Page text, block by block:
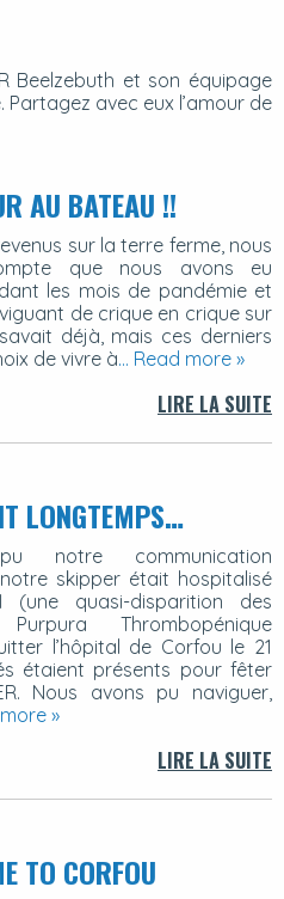
Beelzebuth et son équipage
avec eux l’amour de
AU BATEAU !!
sur la terre ferme, nous
que nous avons eu
les mois de pandémie et
de crique en crique sur
déjà, mais ces derniers
de vivre à… Read more »
LIRE LA SUITE
LONGTEMPS…
notre communication
skipper était hospitalisé
quasi-disparition des
Thrombopénique
l’hôpital de Corfou le 21
étaient présents pour fêter
Nous avons pu naviguer,
»
LIRE LA SUITE
TO CORFOU